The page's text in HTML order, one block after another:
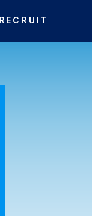
RECRUIT